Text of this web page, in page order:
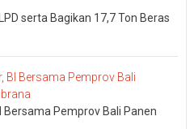
serta Bagikan 17,7 Ton Beras
Bersama Pemprov Bali Panen